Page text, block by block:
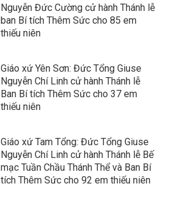
Nguyễn Đức Cường cử hành Thánh lễ
ban Bí tích Thêm Sức cho 85 em
thiếu niên
Giáo xứ Yên Sơn: Đức Tổng Giuse
Nguyễn Chí Linh cử hành Thánh lễ
Ban Bí tích Thêm Sức cho 37 em
thiếu niên
Giáo xứ Tam Tổng: Đức Tổng Giuse
Nguyễn Chí Linh cử hành Thánh lễ Bế
mạc Tuần Chầu Thánh Thể và Ban Bí
tích Thêm Sức cho 92 em thiếu niên